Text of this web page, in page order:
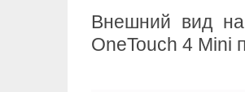
Внешний вид
OneTouch 4 Mini